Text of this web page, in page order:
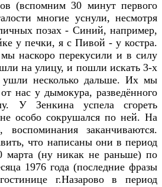
(вспомним 30 минут первого
многие уснули, несмотря
позах - Синий, например,
у печки, я с Пивой - у костра.
наскоро перекусили и в силу
на улицу, и пошли искать 3-х
ушли несколько дальше. Их мы
нас у дымокура, разведённого
У Зенкина успела сгореть
особо сокрушался по ней. На
заканчиваются.
что написаны они в период
марта (ну никак не раньше) по
1976 года (последние фразы
г.Назарово в период